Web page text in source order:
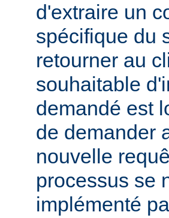
d'extraire un
spécifique du
retourner au
souhaitable
demandé est
de demander
nouvelle
processus se
implémenté